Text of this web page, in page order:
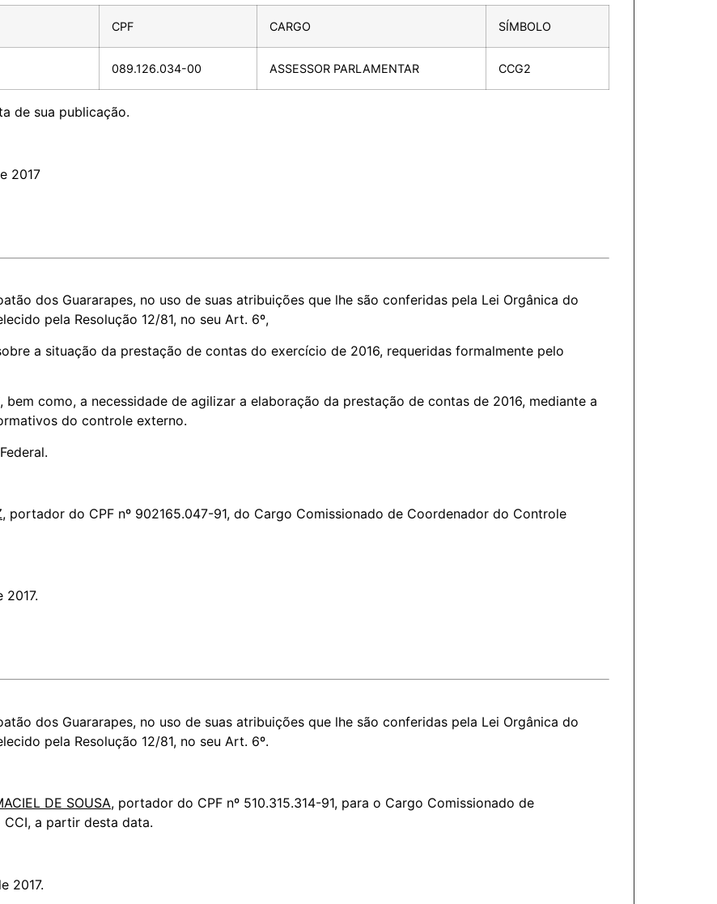
CPF CARGO SÍMBOLO
089.126.034-00 ASSESSOR PARLAMENTAR CCG2
de sua publicação.
2017
dos Guararapes, no uso de suas atribuições que lhe são conferidas pela Lei Orgânica do
pela Resolução 12/81, no seu Art. 6º,
a situação da prestação de contas do exercício de 2016, requeridas formalmente pelo
como, a necessidade de agilizar a elaboração da prestação de contas de 2016, mediante a
do controle externo.
, portador do CPF nº 902165.047-91, do Cargo Comissionado de Coordenador do Controle
dos Guararapes, no uso de suas atribuições que lhe são conferidas pela Lei Orgânica do
pela Resolução 12/81, no seu Art. 6º.
DE SOUSA, portador do CPF nº 510.315.314-91, para o Cargo Comissionado de
a partir desta data.
2017.